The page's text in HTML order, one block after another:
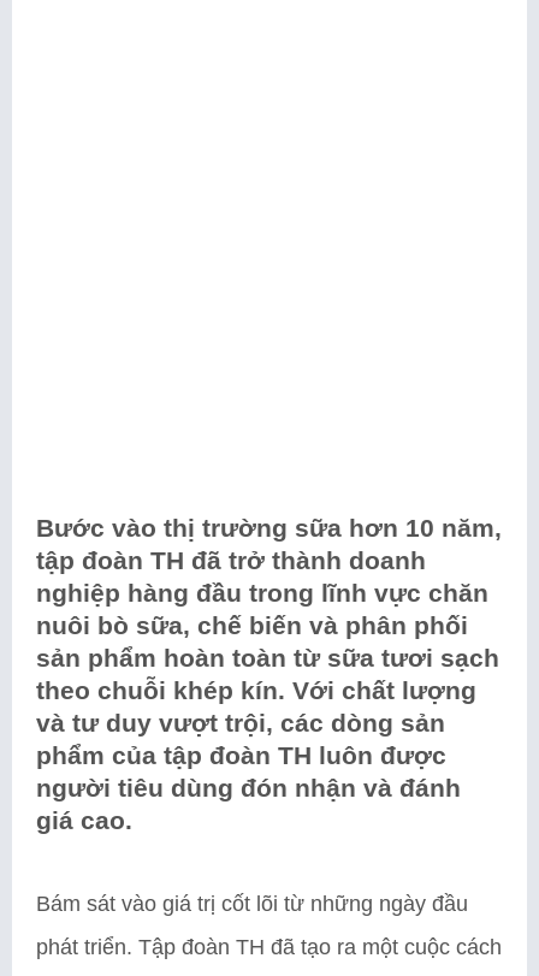
Bước vào thị trường sữa hơn 10 năm,
tập đoàn TH đã trở thành doanh
nghiệp hàng đầu trong lĩnh vực chăn
nuôi bò sữa, chế biến và phân phối
sản phẩm hoàn toàn từ sữa tươi sạch
theo chuỗi khép kín. Với chất lượng
và tư duy vượt trội, các dòng sản
phẩm của tập đoàn TH luôn được
người tiêu dùng đón nhận và đánh
giá cao.
Bám sát vào giá trị cốt lõi từ những ngày đầu
phát triển. Tập đoàn TH đã tạo ra một cuộc cách